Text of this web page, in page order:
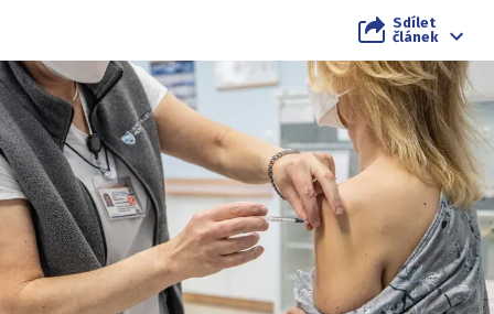
Sdílet
článek